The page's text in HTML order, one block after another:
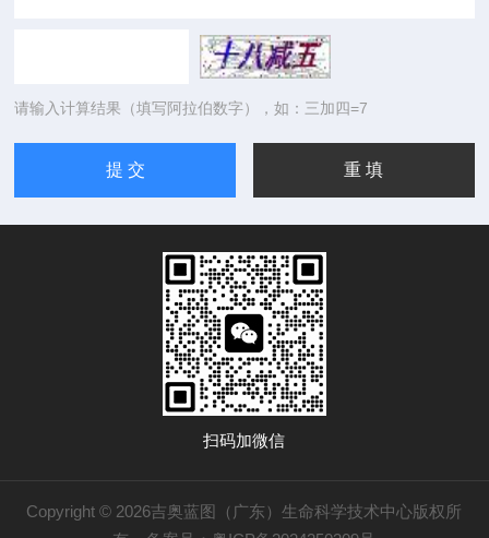
请输入计算结果（填写阿拉伯数字），如：三加四=7
扫码加微信
Copyright © 2026吉奥蓝图（广东）生命科学技术中心版权所